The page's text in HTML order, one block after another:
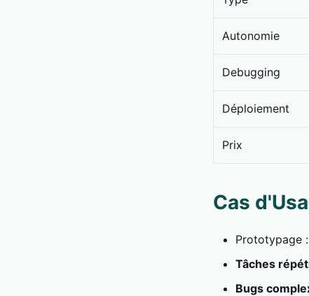
Autonomie
Debugging
Déploiement
Prix
Cas
Prototypage
Tâches
Bugs